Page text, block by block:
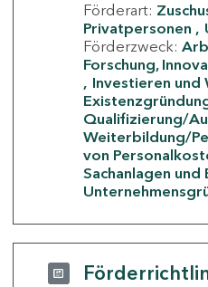
Förderart:
Privatpersonen
Förderzweck:
Forschung,
Investieren und
Qualifizierung/
Weiterbildung/
von
Sachanlagen und